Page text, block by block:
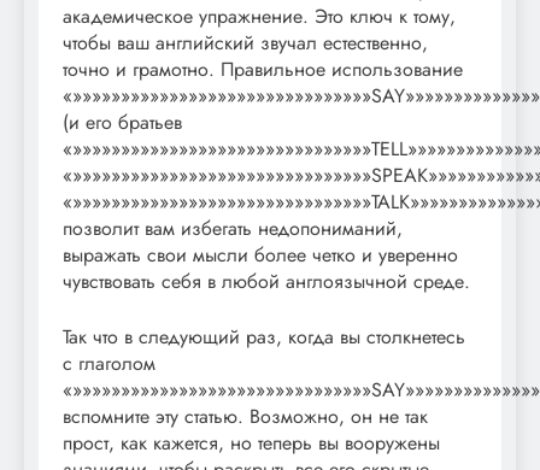
академическое упражнение. Это ключ к тому,
чтобы ваш английский звучал естественно,
точно и грамотно. Правильное использование
(и его братьев
позволит вам избегать недопониманий,
выражать свои мысли более четко и уверенно
чувствовать себя в любой англоязычной среде.
Так что в следующий раз, когда вы столкнетесь
с глаголом
вспомните эту статью. Возможно, он не так
прост, как кажется, но теперь вы вооружены